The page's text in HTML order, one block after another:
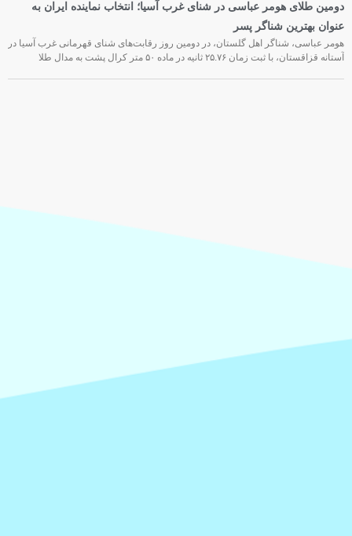
دومین طلای هومر عباسی در شنای غرب آسیا؛ انتخاب نماینده ایران به
عنوان بهترین شناگر پسر
هومر عباسی، شناگر اهل گلستان، در دومین روز رقابت‌های شنای قهرمانی غرب آسیا در
آستانه قزاقستان، با ثبت زمان ۲۵.۷۶ ثانیه در ماده ۵۰ متر کرال پشت به مدال طلا